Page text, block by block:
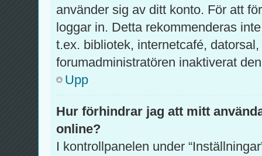
använder sig av ditt konto. För att
loggar in. Detta rekommenderas
t.ex. bibliotek, internetcafé,
forumadministratören inaktiverat
Upp
Hur förhindrar jag att mitt
online?
I kontrollpanelen under